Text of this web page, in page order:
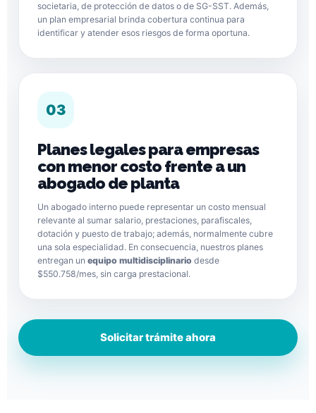
societaria, de protección de datos o de SG-SST. Además,
un plan empresarial brinda cobertura continua para
identificar y atender esos riesgos de forma oportuna.
03
Planes legales para empresas
con menor costo frente a un
abogado de planta
Un abogado interno puede representar un costo mensual
relevante al sumar salario, prestaciones, parafiscales,
dotación y puesto de trabajo; además, normalmente cubre
una sola especialidad. En consecuencia, nuestros planes
entregan un equipo multidisciplinario desde
$550.758/mes, sin carga prestacional.
Solicitar trámite ahora